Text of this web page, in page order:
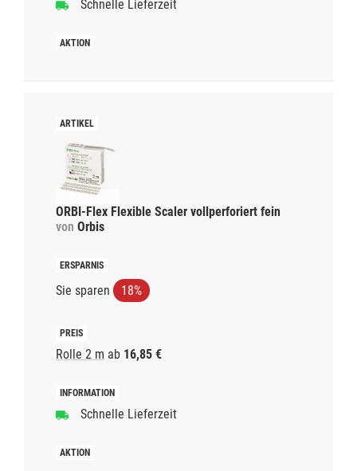
Schnelle Lieferzeit
ORBI-Flex Flexible Scaler vollperforiert fein
von Orbis
Sie sparen 18%
Rolle 2 m ab 16,85 €
Schnelle Lieferzeit